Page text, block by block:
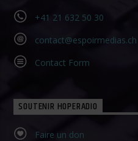
+41 21 632 50 30‬
contact@espoirmedias.ch
Contact Form
SOUTENIR HOPERADIO
Faire un don